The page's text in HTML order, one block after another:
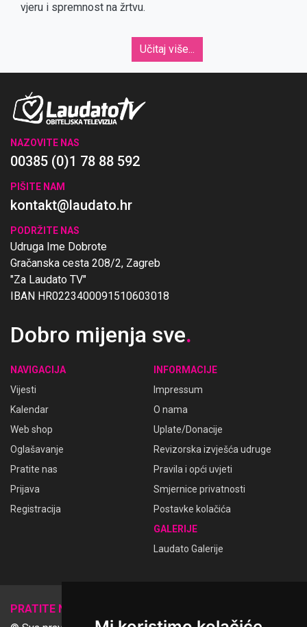
vjeru i spremnost na žrtvu.
Učitaj više...
NAZOVITE NAS
00385 (0)1 78 88 592
PIŠITE NAM
kontakt@laudato.hr
PODRŽITE NAS
Udruga Ime Dobrote
Gračanska cesta 208/2, Zagreb
"Za Laudato TV"
IBAN HR0223400091510603018
Dobro mijenja sve.
NAVIGACIJA
Vijesti
Kalendar
Web shop
Oglašavanje
Pratite nas
Prijava
Registracija
INFORMACIJE
Impressum
O nama
Uplate/Donacije
Revizorska izvješća udruge
Pravila i opći uvjeti
Smjernice privatnosti
Postavke kolačića
GALERIJE
Laudato Galerije
PRATITE NAS